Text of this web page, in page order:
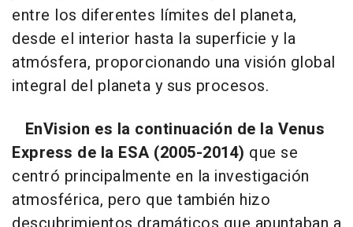
entre los diferentes límites del planeta,
desde el interior hasta la superficie y la
atmósfera, proporcionando una visión global
integral del planeta y sus procesos.
EnVision es la continuación de la Venus
Express de la ESA (2005-2014) que se
centró principalmente en la investigación
atmosférica, pero que también hizo